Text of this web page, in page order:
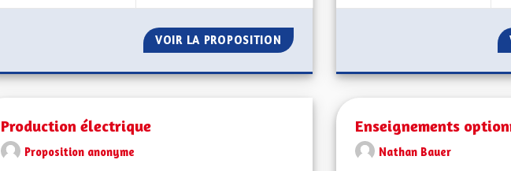
VOIR LA PROPOSITION ENVIRONNEMENT ET ÉCOLOGIE
Production électrique
Proposition anonyme
Enseignements
Nathan Bauer